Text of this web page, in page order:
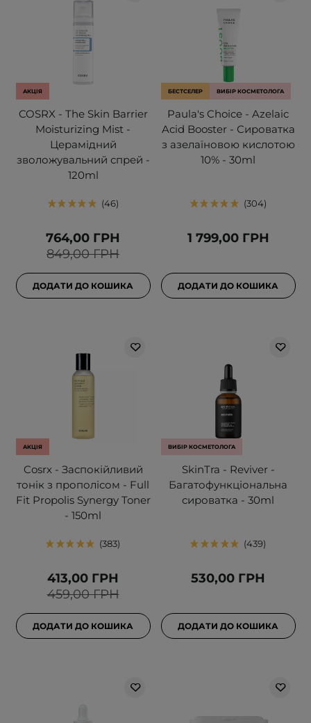
АКЦІЯ
COSRX - The Skin Barrier
Moisturizing Mist -
Церамідний
зволожувальний спрей -
120ml
46
849,00 ГРН
764,00 ГРН
ДОДАТИ ДО КОШИКА
БЕСТСЕЛЕР ВИБІР КОСМЕТОЛОГА
Paula's Choice - Azelaic
Acid Booster - Сироватка
з азелаїновою кислотою
10% - 30ml
304
1 799,00 ГРН
ДОДАТИ ДО КОШИКА
АКЦІЯ
Cosrx - Заспокійливий
тонік з прополісом - Full
Fit Propolis Synergy Toner
- 150ml
383
459,00 ГРН
413,00 ГРН
ДОДАТИ ДО КОШИКА
ВИБІР КОСМЕТОЛОГА
SkinTra - Reviver -
Багатофункціональна
сироватка - 30ml
439
530,00 ГРН
ДОДАТИ ДО КОШИКА